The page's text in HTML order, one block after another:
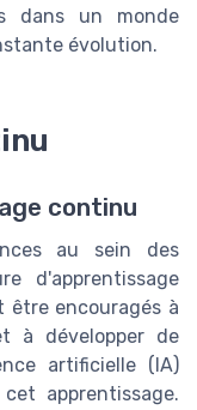
dans un monde
évolution.
continu
au sein des
d'apprentissage
être encouragés à
à développer de
artificielle (IA)
apprentissage.